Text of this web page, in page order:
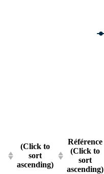
(Click to
sort
ascending)
Référence
(Click to
sort
ascending)